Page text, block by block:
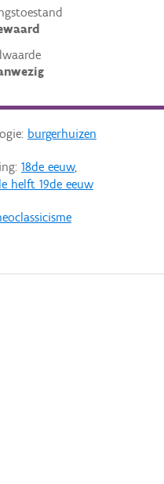
burgerhuizen
18de eeuw,
helft 19de eeuw